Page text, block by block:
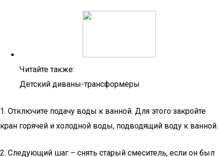
Читайте также:
Детский диваны-трансформеры
1. Отключите подачу воды к ванной. Для этого закройте
кран горячей и холодной воды, подводящий воду к ванной.
2. Следующий шаг – снять старый смеситель, если он был